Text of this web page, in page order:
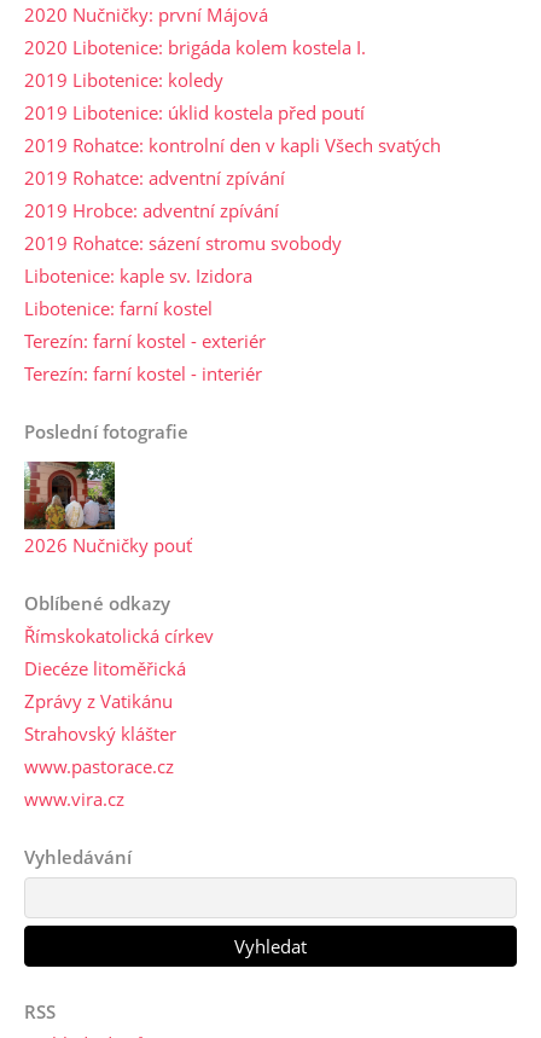
2020 Nučničky: první Májová
2020 Libotenice: brigáda kolem kostela I.
2019 Libotenice: koledy
2019 Libotenice: úklid kostela před poutí
2019 Rohatce: kontrolní den v kapli Všech svatých
2019 Rohatce: adventní zpívání
2019 Hrobce: adventní zpívání
2019 Rohatce: sázení stromu svobody
Libotenice: kaple sv. Izidora
Libotenice: farní kostel
Terezín: farní kostel - exteriér
Terezín: farní kostel - interiér
Poslední fotografie
2026 Nučničky pouť
Oblíbené odkazy
Římskokatolická církev
Diecéze litoměřická
Zprávy z Vatikánu
Strahovský klášter
www.pastorace.cz
www.vira.cz
Vyhledávání
RSS